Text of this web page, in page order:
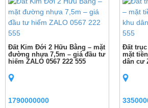
Đất Kim Đới 2 Hữu Bằng – mặt
đường nhựa 7,5m – giá đầu tư
hiếm ZALO 0567 222 555
1790000000
Đất
mặt
dân cư